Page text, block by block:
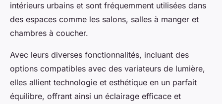
intérieurs urbains et sont fréquemment utilisées dans
des espaces comme les salons, salles à manger et
chambres à coucher.
Avec leurs diverses fonctionnalités, incluant des
options compatibles avec des variateurs de lumière,
elles allient technologie et esthétique en un parfait
équilibre, offrant ainsi un éclairage efficace et